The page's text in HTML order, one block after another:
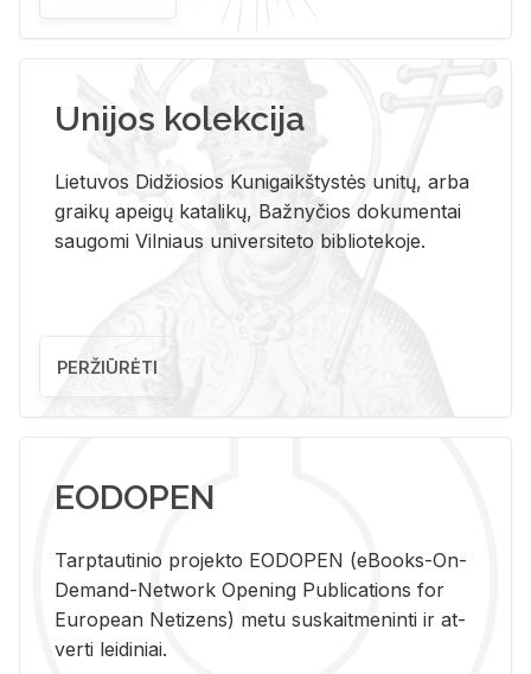
Unijos kolekcija
Lietuvos Didžiosios Kunigaikštystės unitų, arba
graikų apeigų katalikų, Bažnyčios dokumentai
saugomi Vilniaus universiteto bibliotekoje.
PERŽIŪRĖTI
EODOPEN
Tarp­tau­ti­nio pro­jek­to EO­DO­PEN (eBo­oks-On-
De­mand-Ne­twork Ope­ning Pub­li­ca­tions for
Eu­ro­pe­an Ne­ti­zens) metu su­skait­me­nin­ti ir at­
ver­ti lei­di­niai.